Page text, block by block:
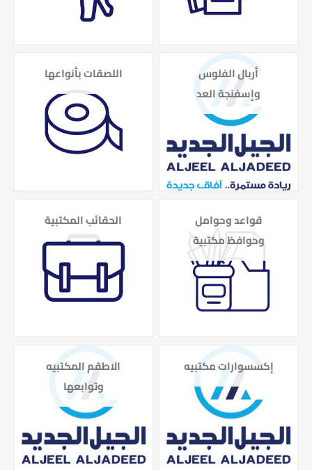
اللصقات بأنواعها
أربال الفلوس
وإسفنجة العد
الحقائب المكتبية
قواعد وحوامل
وحوافظ مكتبية
الاطقم المكتبيه
وتوابعها
إكسسوارات مكتبيه